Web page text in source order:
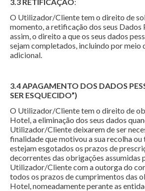
O Utilizador/Cliente tem o direito de
momento, a retificação dos seus Dados
assim, o direito a que os seus dados
sejam completados, incluindo por meio
adicional.
3.4 APAGAMENTO DOS DADOS
SER ESQUECIDO”)
O Utilizador/Cliente tem o direito de
Hotel, a eliminação dos seus dados
Utilizador/Cliente deixarem de ser
finalidade que motivou a sua recolha
estejam esgotados os prazos de
decorrentes das obrigações assumidas
Utilizador/Cliente com a outorga do
todos os prazos de cumprimentos das
Hotel, nomeadamente perante as